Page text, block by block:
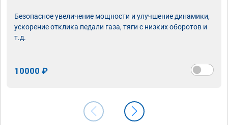
Безопасное увеличение мощности и улучшение динамики,
ускорение отклика педали газа, тяги с низких оборотов и
т.д.
10000 ₽